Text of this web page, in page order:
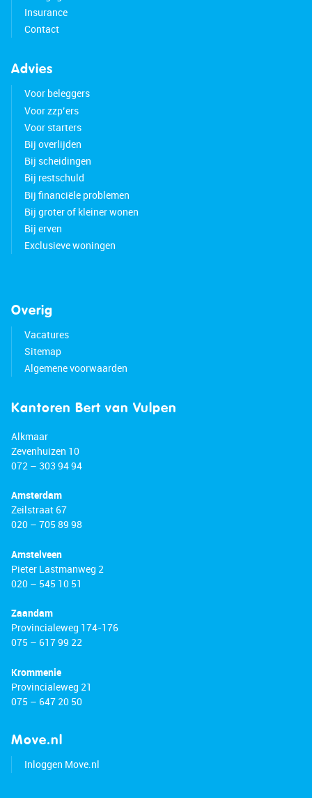
Insurance
Contact
Advies
Voor beleggers
Voor zzp’ers
Voor starters
Bij overlijden
Bij scheidingen
Bij restschuld
Bij financiële problemen
Bij groter of kleiner wonen
Bij erven
Exclusieve woningen
Overig
Vacatures
Sitemap
Algemene voorwaarden
Kantoren Bert van Vulpen
Alkmaar
Zevenhuizen 10
072 – 303 94 94
Amsterdam
Zeilstraat 67
020 – 705 89 98
Amstelveen
Pieter Lastmanweg 2
020 – 545 10 51
Zaandam
Provincialeweg 174-176
075 – 617 99 22
Krommenie
Provincialeweg 21
075 – 647 20 50
Move.nl
Inloggen Move.nl